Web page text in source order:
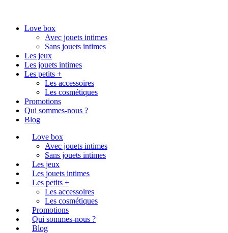
Love box
Avec jouets intimes
Sans jouets intimes
Les jeux
Les jouets intimes
Les petits +
Les accessoires
Les cosmétiques
Promotions
Qui sommes-nous ?
Blog
Love box
Avec jouets intimes
Sans jouets intimes
Les jeux
Les jouets intimes
Les petits +
Les accessoires
Les cosmétiques
Promotions
Qui sommes-nous ?
Blog